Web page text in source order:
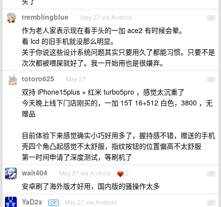
24
tremblingblue May 27 via Android
作为老人家表示现在看手头的一加 ace2 有时候会晕。
看 lcd 的旧手机就没那么明显。
关于你说这些设计系统问题其实只要用久了都能习惯。只要不是
次次都被喂屎就好了。我一开始用也是很嫌弃。
25
totoro625 May 27
双持 iPhone15plus + 红米 turbo5pro ，感觉太沉重了
今天晚上线下门店刚买的，一加 15T 16+512 白色，3800 ，无
赠品
目前体验下来感觉确实小巧好用多了，握持感不错，赠送的手机
壳四个角凸起感觉不太舒服，指纹按钮的位置偏高不太舒服
第一时间申请了深度测试，等刷机了
26
wait404 May 27 via Android 2
安卓刷了海外版才好用，国内版的骚操作太多
27
YaD2x OP May 27 via Android